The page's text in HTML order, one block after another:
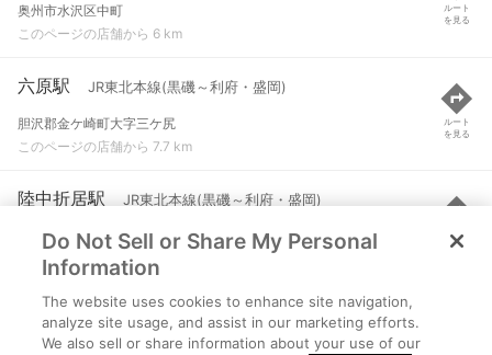
奥州市水沢区中町
このページの店舗から 6 km
ルート
を見る
六原駅 JR東北本線(黒磯～利府・盛岡)
胆沢郡金ケ崎町大字三ケ尻
このページの店舗から 7.7 km
ルート
を見る
陸中折居駅 JR東北本線(黒磯～利府・盛岡)
奥州市水沢区真城
このページの店舗から 10.9 km
ルート
を見る
北上駅 JR北上線 など
北上市大通り１丁目
Do Not Sell or Share My Personal
Information
The website uses cookies to enhance site navigation,
analyze site usage, and assist in our marketing efforts.
We also sell or share information about your use of our